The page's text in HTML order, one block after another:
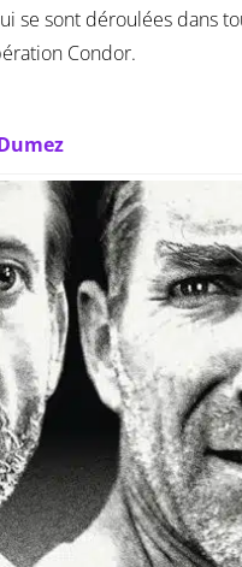
se sont déroulées dans
Condor.